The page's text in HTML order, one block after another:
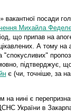
вакантної посади
Михайла
що припав на
А тому на
"спокусливих"
підтверджує,
є (чи, точніше, за
на нині є
України в